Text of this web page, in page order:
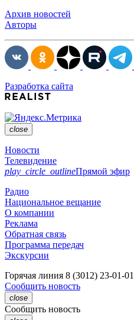
Архив новостей
Авторы
Разработка сайта
close
Новости
Телевидение
play_circle_outlineПрямой эфир
Радио
Национальное вещание
О компании
Реклама
Обратная связь
Программа передач
Экскурсии
Горячая линия 8 (3012) 23-01-01
Сообщить новость
close
Сообщить новость